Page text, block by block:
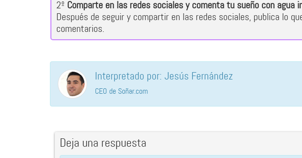
2º Comparte en las redes sociales y comenta tu sueño con agua
Después de seguir y compartir en las redes sociales, publica lo
comentarios.
Interpretado por: Jesús Fernández
CEO de Soñar.com
Deja una respuesta